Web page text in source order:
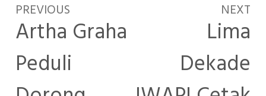
PREVIOUS
Artha Graha
Peduli
NEXT
Lima
Dekade